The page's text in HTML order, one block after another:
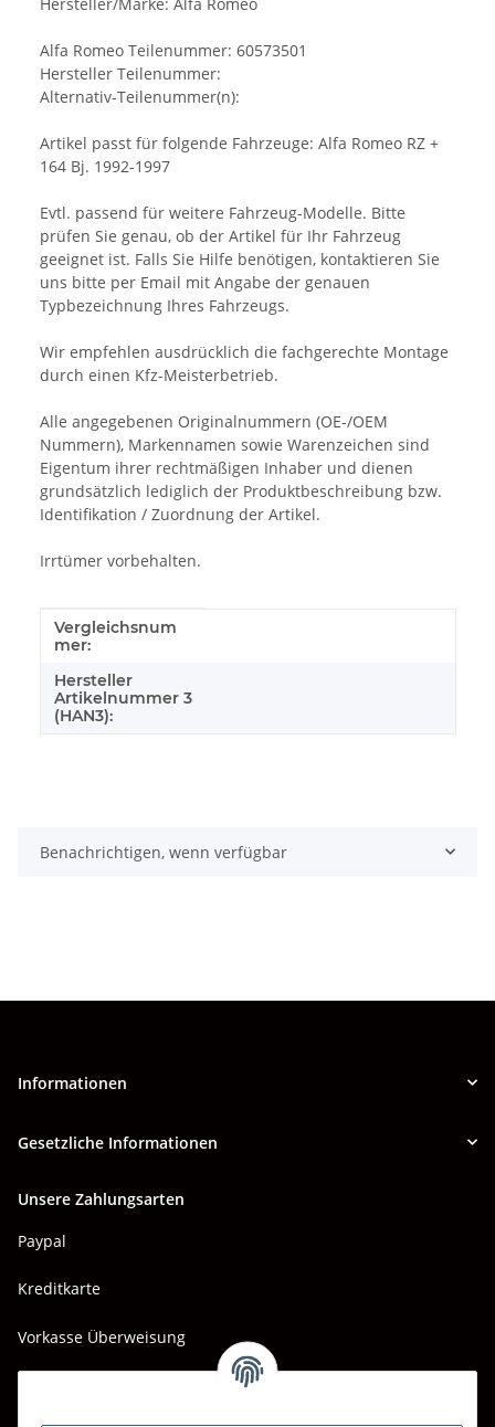
Alfa Romeo Teilenummer: 60573501
Hersteller Teilenummer:
Alternativ-Teilenummer(n):
Artikel passt für folgende Fahrzeuge: Alfa Romeo RZ +
164 Bj. 1992-1997
Evtl. passend für weitere Fahrzeug-Modelle. Bitte
prüfen Sie genau, ob der Artikel für Ihr Fahrzeug
geeignet ist. Falls Sie Hilfe benötigen, kontaktieren Sie
uns bitte per Email mit Angabe der genauen
Typbezeichnung Ihres Fahrzeugs.
Wir empfehlen ausdrücklich die fachgerechte Montage
durch einen Kfz-Meisterbetrieb.
Alle angegebenen Originalnummern (OE-/OEM
Nummern), Markennamen sowie Warenzeichen sind
Eigentum ihrer rechtmäßigen Inhaber und dienen
grundsätzlich lediglich der Produktbeschreibung bzw.
Identifikation / Zuordnung der Artikel.
Irrtümer vorbehalten.
Produkteigenschaft
Wert
Vergleichsnum
mer:
Hersteller
Artikelnummer 3
(HAN3):
Benachrichtigen, wenn verfügbar
Informationen
Gesetzliche Informationen
Unsere Zahlungsarten
Paypal
Kreditkarte
Vorkasse Überweisung